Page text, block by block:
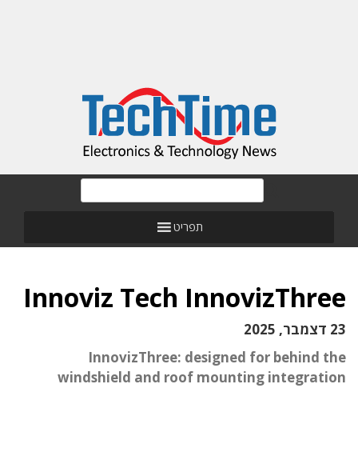
תפריט
Innoviz Tech InnovizThree
23 דצמבר, 2025
InnovizThree: designed for behind the
windshield and roof mounting integration